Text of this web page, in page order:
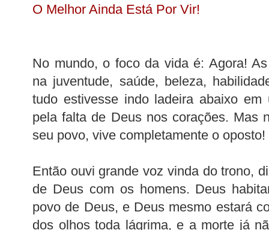
O Melhor Ainda Está Por Vir!
No mundo, o foco da vida é: Agora!
na juventude, saúde, beleza,
tudo estivesse indo ladeira abaixo em
pela falta de Deus nos corações. Mas
seu povo, vive completamente o oposto!
Então ouvi grande voz vinda do trono,
de Deus com os homens. Deus
povo de Deus, e Deus mesmo estará
dos olhos toda lágrima, e a morte já